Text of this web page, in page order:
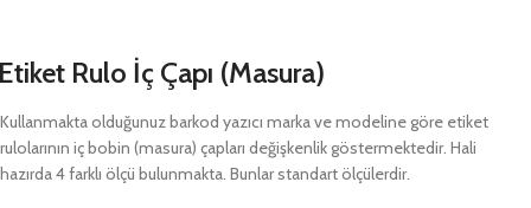
Rulo İç Çapı (Masura)
Kullanmakta olduğunuz barkod yazıcı marka ve modeline göre etiket
rulolarının iç bobin (masura) çapları değişkenlik göstermektedir. Hali
hazırda 4 farklı ölçü bulunmakta. Bunlar standart ölçülerdir.